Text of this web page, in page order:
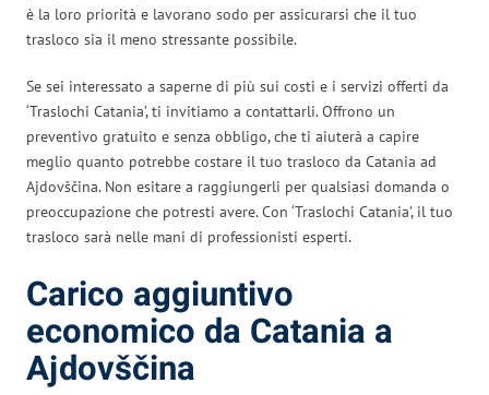
è la loro priorità e lavorano sodo per assicurarsi che il tuo
trasloco sia il meno stressante possibile.
Se sei interessato a saperne di più sui costi e i servizi offerti da
‘Traslochi Catania’, ti invitiamo a contattarli. Offrono un
preventivo gratuito e senza obbligo, che ti aiuterà a capire
meglio quanto potrebbe costare il tuo trasloco da Catania ad
Ajdovščina. Non esitare a raggiungerli per qualsiasi domanda o
preoccupazione che potresti avere. Con ‘Traslochi Catania’, il tuo
trasloco sarà nelle mani di professionisti esperti.
Carico aggiuntivo
economico da Catania a
Ajdovščina